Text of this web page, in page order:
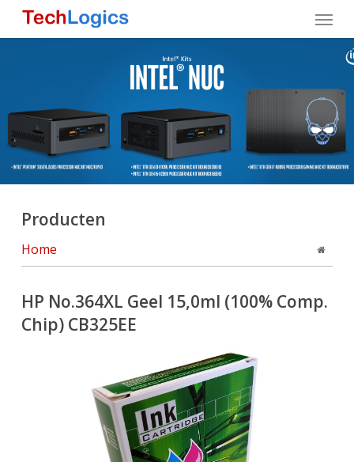
Skip
Menu
Producten
Home
HP No.364XL Geel 15,0ml (100% Comp.
Chip) CB325EE